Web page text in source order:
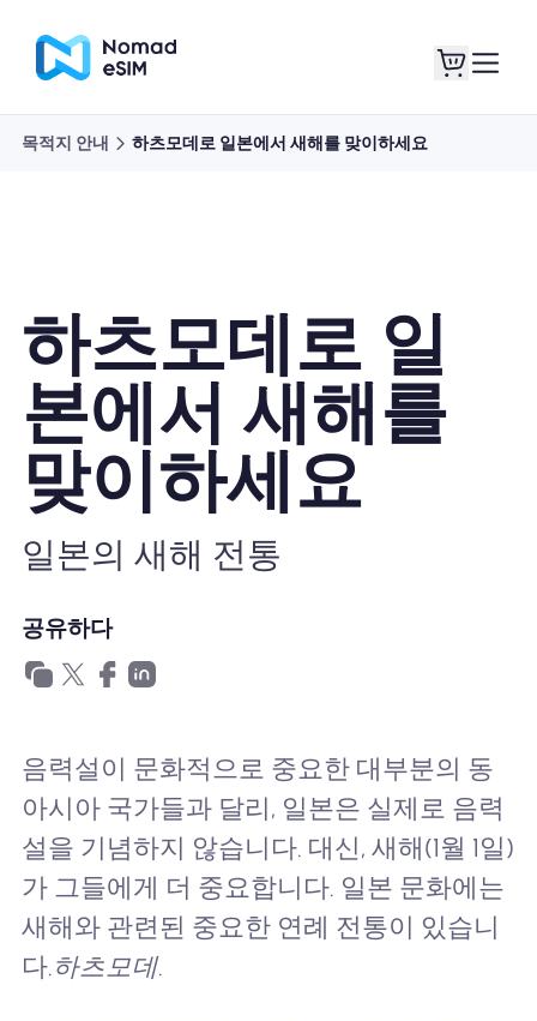
쇼핑 플랜
eSIM 정보
왜 Nomad eSIM?
eSIM 사용법
비즈니스를위한
목적지 안내 하츠모데로 일본에서 새해를 맞이하세요
하츠모데로 일
본에서 새해를
맞이하세요
일본의 새해 전통
공유하다
음력설이 문화적으로 중요한 대부분의 동
아시아 국가들과 달리, 일본은 실제로 음력
설을 기념하지 않습니다. 대신, 새해(1월 1일)
가 그들에게 더 중요합니다. 일본 문화에는
새해와 관련된 중요한 연례 전통이 있습니
다.하츠모데.